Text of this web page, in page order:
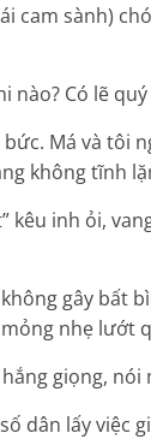
cam sành)
Có lẽ
Má và tôi
không tĩnh
inh ỏi,
gây bất
nhẹ lướt
giọng, nói
dân lấy việc